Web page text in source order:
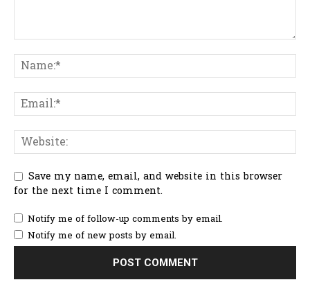
Save my name, email, and website in this browser
for the next time I comment.
Notify me of follow-up comments by email.
Notify me of new posts by email.